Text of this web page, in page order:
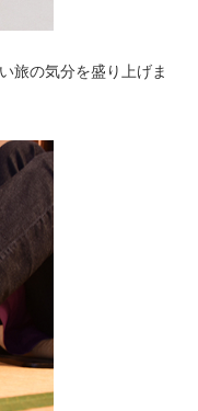
旅の気分を盛り上げま